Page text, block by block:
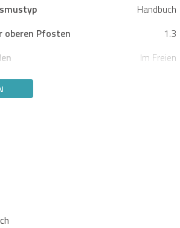
Handbuch
oberen Pfosten
1.3
Im Freien